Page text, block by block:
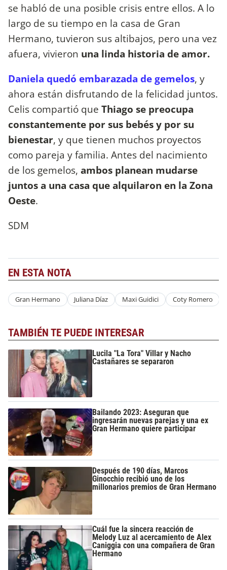
se habló de una posible crisis entre ellos. A lo
largo de su tiempo en la casa de Gran
Hermano, tuvieron sus altibajos, pero una vez
afuera, vivieron una linda historia de amor.
Daniela quedó embarazada de gemelos, y
ahora están disfrutando de la felicidad juntos.
Celis compartió que Thiago se preocupa
constantemente por sus bebés y por su
bienestar, y que tienen muchos proyectos
como pareja y familia. Antes del nacimiento
de los gemelos, ambos planean mudarse
juntos a una casa que alquilaron en la Zona
Oeste.
SDM
EN ESTA NOTA
Gran Hermano Juliana Díaz Maxi Guidici Coty Romero
TAMBIÉN TE PUEDE INTERESAR
Lucila "La Tora" Villar y Nacho
Castañares se separaron
Bailando 2023: Aseguran que
ingresarán nuevas parejas y una ex
Gran Hermano quiere participar
Después de 190 días, Marcos
Ginocchio recibió uno de los
millonarios premios de Gran Hermano
Cuál fue la sincera reacción de
Melody Luz al acercamiento de Alex
Caniggia con una compañera de Gran
Hermano